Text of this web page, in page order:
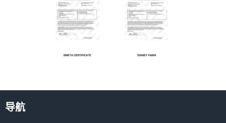
导航